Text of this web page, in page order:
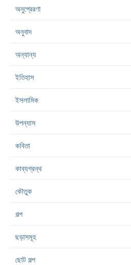
অনুপ্রেরণা
অনুবাদ
অন্যান্য
ইতিহাস
ইসলামিক
উপন্যাস
কবিতা
কাব্যগ্রন্থ
কৌতুক
গল্প
ছড়াসমূহ
ছোট গল্প